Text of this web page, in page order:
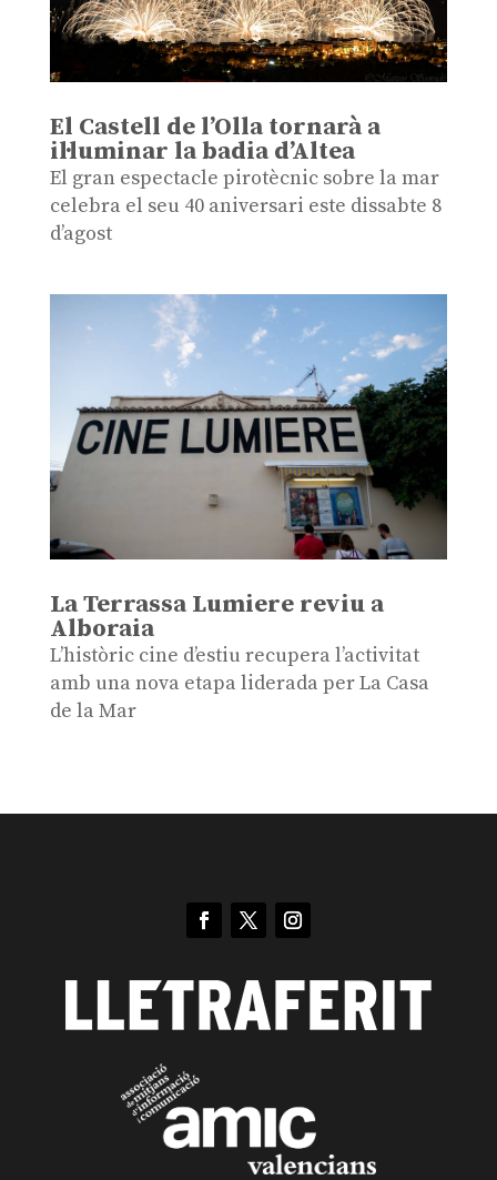
El Castell de l’Olla tornarà a
il·luminar la badia d’Altea
El gran espectacle pirotècnic sobre la mar
celebra el seu 40 aniversari este dissabte 8
d’agost
La Terrassa Lumiere reviu a
Alboraia
L’històric cine d’estiu recupera l’activitat
amb una nova etapa liderada per La Casa
de la Mar